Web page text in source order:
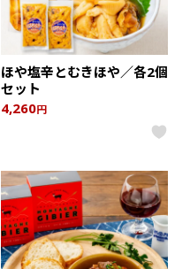
ほや塩辛とむきほや／各2個
セット
4,260円